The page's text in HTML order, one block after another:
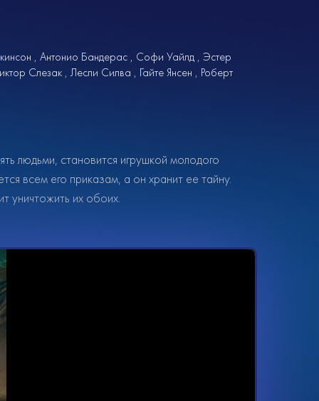
Антонио Бандерас Софи Уайлд Эстер
Слезак Лесли Силва Гайте Янсен Роберт
людьми, становится игрушкой молодого
всем его приказам, а он хранит ее тайну.
уничтожить их обоих.